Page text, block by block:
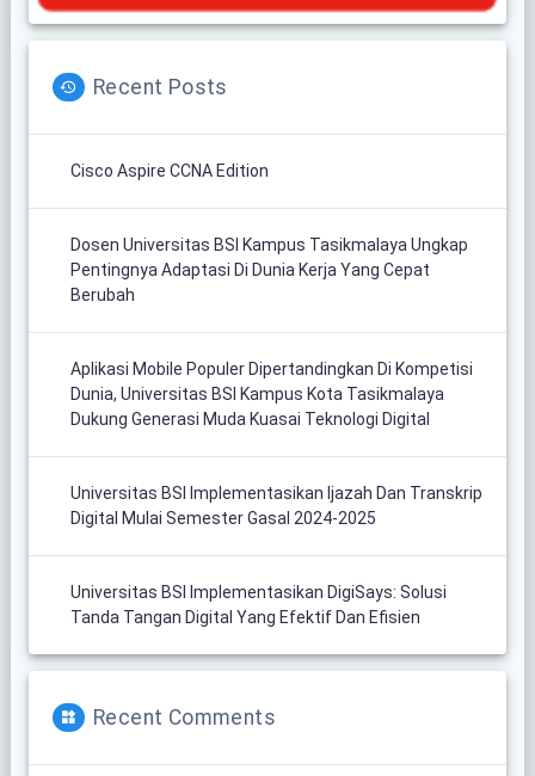
Recent Posts
Cisco Aspire CCNA Edition
Dosen Universitas BSI Kampus Tasikmalaya Ungkap
Pentingnya Adaptasi Di Dunia Kerja Yang Cepat
Berubah
Aplikasi Mobile Populer Dipertandingkan Di Kompetisi
Dunia, Universitas BSI Kampus Kota Tasikmalaya
Dukung Generasi Muda Kuasai Teknologi Digital
Universitas BSI Implementasikan Ijazah Dan Transkrip
Digital Mulai Semester Gasal 2024-2025
Universitas BSI Implementasikan DigiSays: Solusi
Tanda Tangan Digital Yang Efektif Dan Efisien
Recent Comments